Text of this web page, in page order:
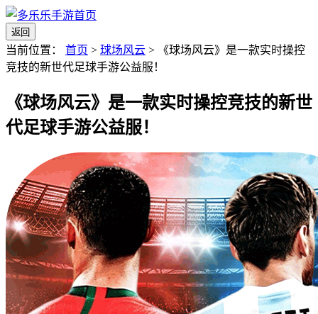
返回
当前位置： 首页 > 球场风云 >
《球场风云》是一款实时操控
竞技的新世代足球手游公益服！
《球场风云》是一款实时操控竞技的新世
代足球手游公益服！